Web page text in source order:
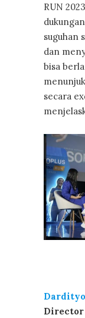
RUN
suguhan
dan
bisa
secara
Director